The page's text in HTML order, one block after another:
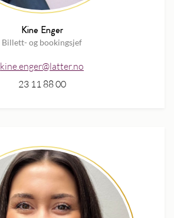
Kine Enger
Billett- og bookingsjef
kine.enger@latter.no
23 11 88 00